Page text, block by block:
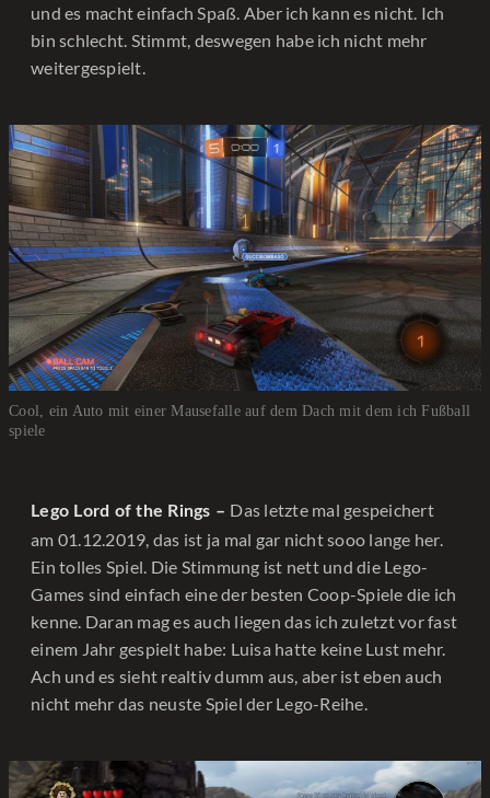
und es macht einfach Spaß. Aber ich kann es nicht. Ich
bin schlecht. Stimmt, deswegen habe ich nicht mehr
weitergespielt.
Cool, ein Auto mit einer Mausefalle auf dem Dach mit dem ich Fußball
spiele
Lego Lord of the Rings – Das letzte mal gespeichert
am 01.12.2019, das ist ja mal gar nicht sooo lange her.
Ein tolles Spiel. Die Stimmung ist nett und die Lego-
Games sind einfach eine der besten Coop-Spiele die ich
kenne. Daran mag es auch liegen das ich zuletzt vor fast
einem Jahr gespielt habe: Luisa hatte keine Lust mehr.
Ach und es sieht realtiv dumm aus, aber ist eben auch
nicht mehr das neuste Spiel der Lego-Reihe.